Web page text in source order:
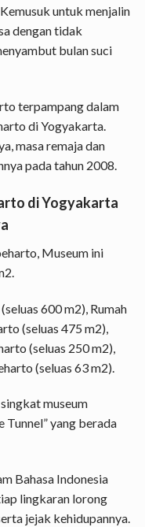
untuk menjalin
dengan tidak
bulan suci
terpampang dalam
di Yogyakarta.
masa remaja dan
pada tahun 2008.
di Yogyakarta
Museum ini
600 m2), Rumah
(seluas 475 m2),
(seluas 250 m2),
(seluas 63 m2).
museum
Tunnel” yang berada
Bahasa Indonesia
lingkaran lorong
jejak kehidupannya.